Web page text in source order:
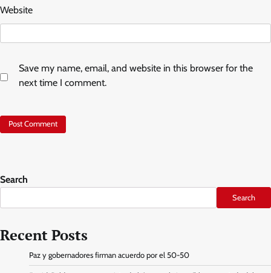
Website
Save my name, email, and website in this browser for the
next time I comment.
Search
Search
Recent Posts
Paz y gobernadores firman acuerdo por el 50-50